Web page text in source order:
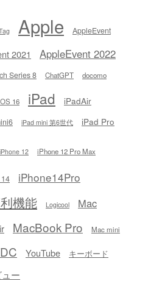
Apple AppleEvent
2021 AppleEvent 2022
Series 8 ChatGPT docomo
16 iPad iPadAir
iPad mini 第6世代 iPad Pro
iPhone 12 iPhone 12 Pro Max
iPhone14Pro
機能 Logicool Mac
MacBook Pro Mac mini
YouTube キーボード
ー